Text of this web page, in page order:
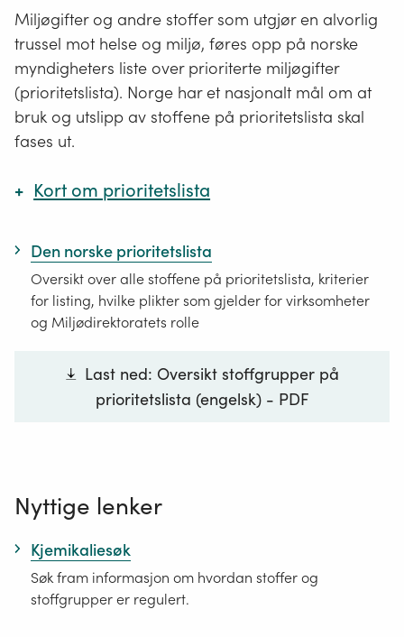
Hvilke deler av terfenylet som hydrogeneres
kan ikke styres, og det dannes derfor en
kompleks blanding av ulike forbindelser som
spenner fra fullstendig hydrogenerte HT3-er til
fullstendig aromatiske terfenyler.
Miljøgifter og andre stoffer som utgjør en alvorlig
trussel mot helse og miljø, føres opp på norske
myndigheters liste over prioriterte miljøgifter
(prioritetslista). Norge har et nasjonalt mål om at
bruk og utslipp av stoffene på prioritetslista skal
fases ut.
Kort om prioritetslista
en forbudsliste, men fungerer som et viktig
verktøy for hvilke stoffer myndighetene skal
jobbe spesielt med og som næringslivet bør
jobbe for reduksjon i bruk eller utslipp av. Alle
forurensing, har ansvar for å beskrive om det
blir forventa utslipp av stoff på prioritetslista.
kriterier) og tilsvarende bekymring blir ført opp
på lista. Formelt blir det vedtatt nye stoff på
prioritetslista gjennom budsjettbehandlingen i
Stortinget. Mange av stoffene på lista er alt
omfattende regulert.
Den norske prioritetslista
Oversikt over alle stoffene på prioritetslista, kriterier
for listing, hvilke plikter som gjelder for virksomheter
og Miljødirektoratets rolle
Last ned: Oversikt stoffgrupper på
prioritetslista (engelsk) - PDF
Nyttige lenker
Kjemikaliesøk
Søk fram informasjon om hvordan stoffer og
stoffgrupper er regulert.